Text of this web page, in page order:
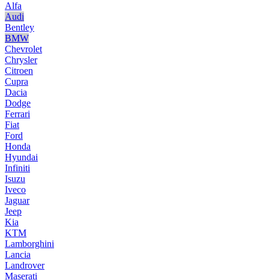
Alfa
Audi
Bentley
BMW
Chevrolet
Chrysler
Citroen
Cupra
Dacia
Dodge
Ferrari
Fiat
Ford
Honda
Hyundai
Infiniti
Isuzu
Iveco
Jaguar
Jeep
Kia
KTM
Lamborghini
Lancia
Landrover
Maserati